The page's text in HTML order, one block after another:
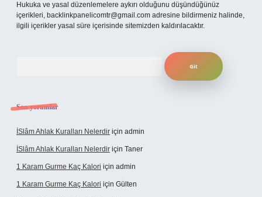
Hukuka ve yasal düzenlemelere aykırı olduğunu düşündüğünüz
içerikleri, backlinkpanelicomtr@gmail.com adresine bildirmeniz halinde,
ilgili içerikler yasal süre içerisinde sitemizden kaldırılacaktır.
Son yorumlar
İSlâm Ahlak Kuralları Nelerdir için admin
İSlâm Ahlak Kuralları Nelerdir için Taner
1 Karam Gurme Kaç Kalori için admin
1 Karam Gurme Kaç Kalori için Gülten